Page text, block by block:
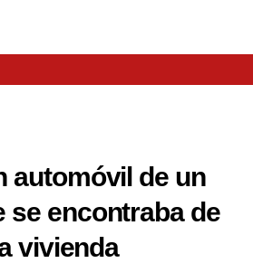
automóvil de un
se encontraba de
vivienda